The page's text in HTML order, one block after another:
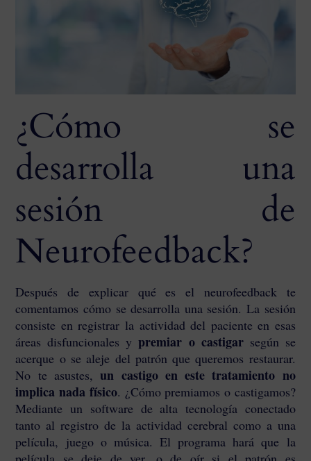
¿Cómo se
desarrolla una
sesión de
Neurofeedback?
Después de explicar qué es el neurofeedback te
comentamos cómo se desarrolla una sesión. La sesión
consiste en registrar la actividad del paciente en esas
áreas disfuncionales ypremiar o castigarsegún se
acerque o se aleje del patrón que queremos restaurar.
No te asustes,un castigo en este tratamiento no
implica nada físico. ¿Cómo premiamos o castigamos?
Mediante un software de alta tecnología conectado
tanto al registro de la actividad cerebral como a una
película, juego o música. El programa hará que la